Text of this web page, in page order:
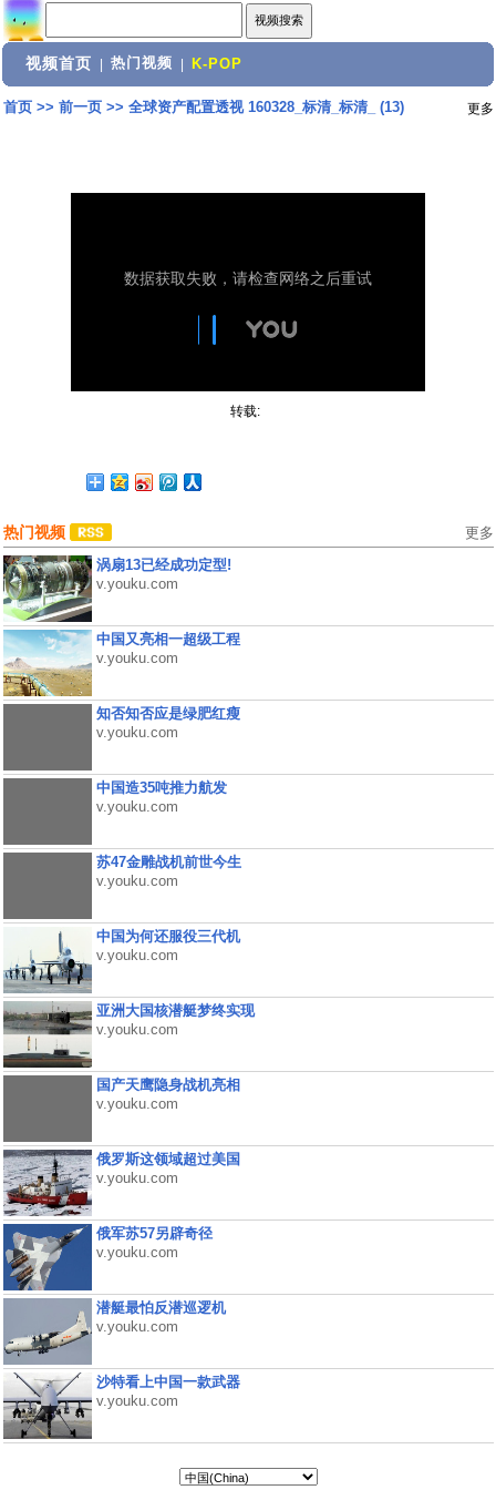
视频首页 热门视频 K-POP
首页>> 前一页>> 全球资产配置透视 160328_标清_标清_ (13) 更多
转载:
热门视频 更多
涡扇13已经成功定型!
v.youku.com
中国又亮相一超级工程
v.youku.com
知否知否应是绿肥红瘦
v.youku.com
中国造35吨推力航发
v.youku.com
苏47金雕战机前世今生
v.youku.com
中国为何还服役三代机
v.youku.com
亚洲大国核潜艇梦终实现
v.youku.com
国产天鹰隐身战机亮相
v.youku.com
俄罗斯这领域超过美国
v.youku.com
俄军苏57另辟奇径
v.youku.com
潜艇最怕反潜巡逻机
v.youku.com
沙特看上中国一款武器
v.youku.com